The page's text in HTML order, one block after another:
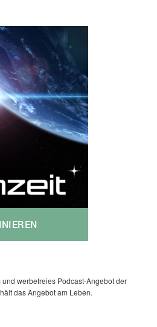
werbefreies Podcast-Angebot der
das Angebot am Leben.